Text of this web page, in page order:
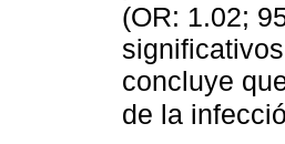
(OR: 1.02;
concluye
de la